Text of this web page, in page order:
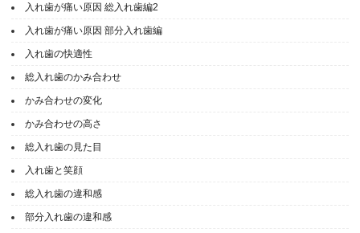
入れ歯が痛い原因 総入れ歯編2
入れ歯が痛い原因 部分入れ歯編
入れ歯の快適性
総入れ歯のかみ合わせ
かみ合わせの変化
かみ合わせの高さ
総入れ歯の見た目
入れ歯と笑顔
総入れ歯の違和感
部分入れ歯の違和感